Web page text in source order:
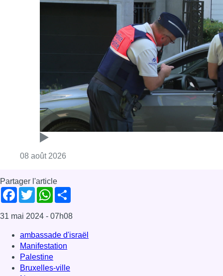
08 août 2026
Partager l'article
Facebook
TwitterWhatsApp
31 mai 2024 - 07h08
ambassade d'israël
Manifestation
Palestine
Bruxelles-ville